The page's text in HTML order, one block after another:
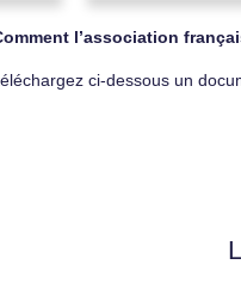
l’association
ci-dessous un